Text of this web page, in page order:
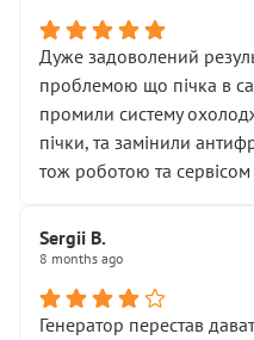
Дуже задоволений
проблемою що пічка в
промили систему
пічки, та замінили
тож роботою та
Sergii B.
8 months ago
Генератор перестав